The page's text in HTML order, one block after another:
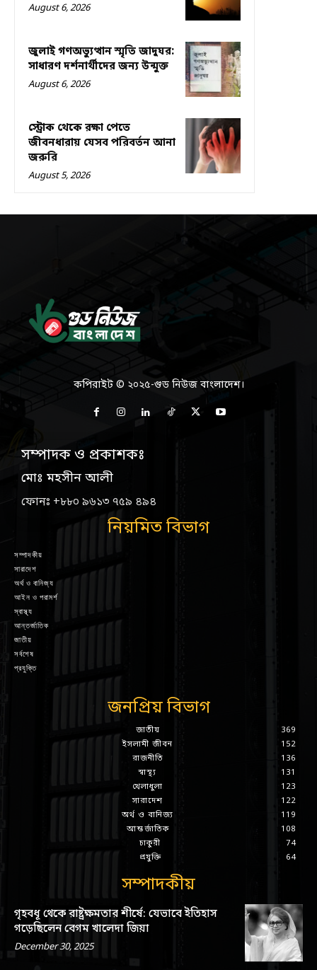
August 6, 2026
জুলাই গণঅভ্যুত্থান স্মৃতি জাদুঘর:
সাধারণ দর্শনার্থীদের জন্য উন্মুক্ত
August 6, 2026
স্ট্রোক থেকে রক্ষা পেতে
জীবনধারায় যেসব পরিবর্তন আনা
জরুরি
August 5, 2026
কপিরাইট © ২০২৫-গুড নিউজ বাংলাদেশ।
সম্পাদক ও প্রকাশকঃ
মোঃ মহসীন আলী
ফোনঃ +৮৮০ ৯৬১৩ ৭৫৯ ৪৯৪
নিয়মিত বিভাগ
সম্পাদকীয়
সারাদেশ
অর্থ ও বানিজ্য
আইন ও পরামর্শ
স্বাস্থ্য
আন্তর্জাতিক
জাতীয়
সর্বশেষ
প্রযুক্তি
জনপ্রিয় বিভাগ
জাতীয়
369
ইসলামী জীবন
152
রাজনীতি
136
স্বাস্থ্য
131
খেলাধুলা
123
সারাদেশ
122
অর্থ ও বানিজ্য
119
আন্তর্জাতিক
108
চাকুরী
74
প্রযুক্তি
64
সম্পাদকীয়
গৃহবধূ থেকে রাষ্ট্রক্ষমতার শীর্ষে: যেভাবে ইতিহাস
গড়েছিলেন বেগম খালেদা জিয়া
December 30, 2025